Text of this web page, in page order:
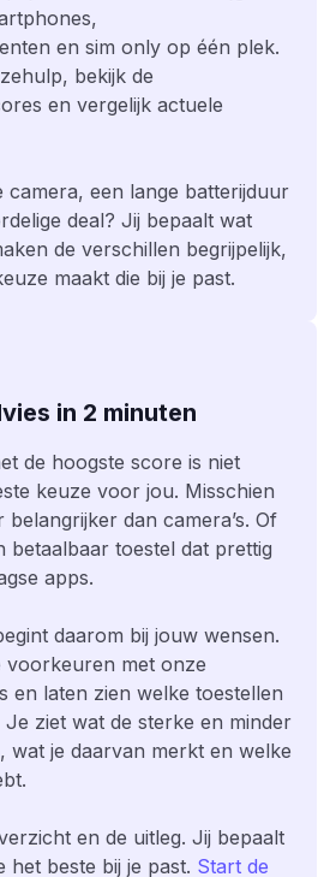
en sim only op één plek.
bekijk de
en vergelijk actuele
camera, een lange batterijduur
deal? Jij bepaalt wat
de verschillen begrijpelijk,
maakt die bij je past.
in 2 minuten
de hoogste score is niet
keuze voor jou. Misschien
dan camera’s. Of
betaalbaar toestel dat prettig
apps.
daarom bij jouw wensen.
voorkeuren met onze
en laten zien welke toestellen
Je ziet wat de sterke en minder
wat je daarvan merkt en welke
en de uitleg. Jij bepaalt
het beste bij je past. Start de